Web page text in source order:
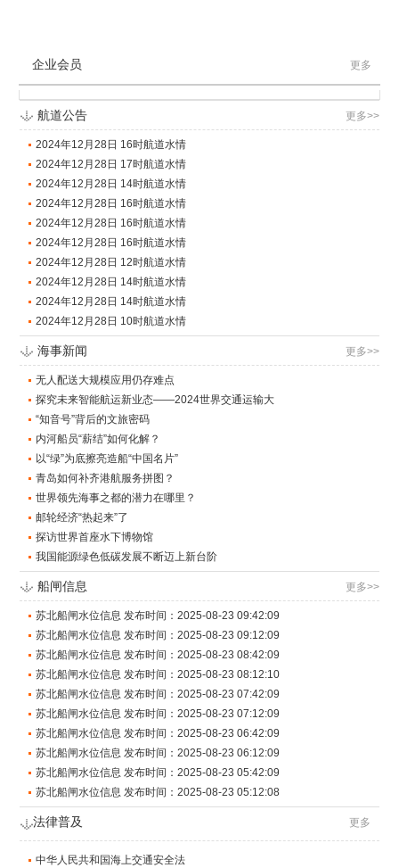
更多
企业会员
更多>>
航道公告
2024年12月28日 16时航道水情
2024年12月28日 17时航道水情
2024年12月28日 14时航道水情
2024年12月28日 16时航道水情
2024年12月28日 16时航道水情
2024年12月28日 16时航道水情
2024年12月28日 12时航道水情
2024年12月28日 14时航道水情
2024年12月28日 14时航道水情
2024年12月28日 10时航道水情
更多>>
海事新闻
无人配送大规模应用仍存难点
探究未来智能航运新业态——2024世界交通运输大
“知音号”背后的文旅密码
内河船员“薪结”如何化解？
以“绿”为底擦亮造船“中国名片”
青岛如何补齐港航服务拼图？
世界领先海事之都的潜力在哪里？
邮轮经济“热起来”了
探访世界首座水下博物馆
我国能源绿色低碳发展不断迈上新台阶
更多>>
船闸信息
苏北船闸水位信息 发布时间：2025-08-23 09:42:09
苏北船闸水位信息 发布时间：2025-08-23 09:12:09
苏北船闸水位信息 发布时间：2025-08-23 08:42:09
苏北船闸水位信息 发布时间：2025-08-23 08:12:10
苏北船闸水位信息 发布时间：2025-08-23 07:42:09
苏北船闸水位信息 发布时间：2025-08-23 07:12:09
苏北船闸水位信息 发布时间：2025-08-23 06:42:09
苏北船闸水位信息 发布时间：2025-08-23 06:12:09
苏北船闸水位信息 发布时间：2025-08-23 05:42:09
苏北船闸水位信息 发布时间：2025-08-23 05:12:08
更多
法律普及
中华人民共和国海上交通安全法